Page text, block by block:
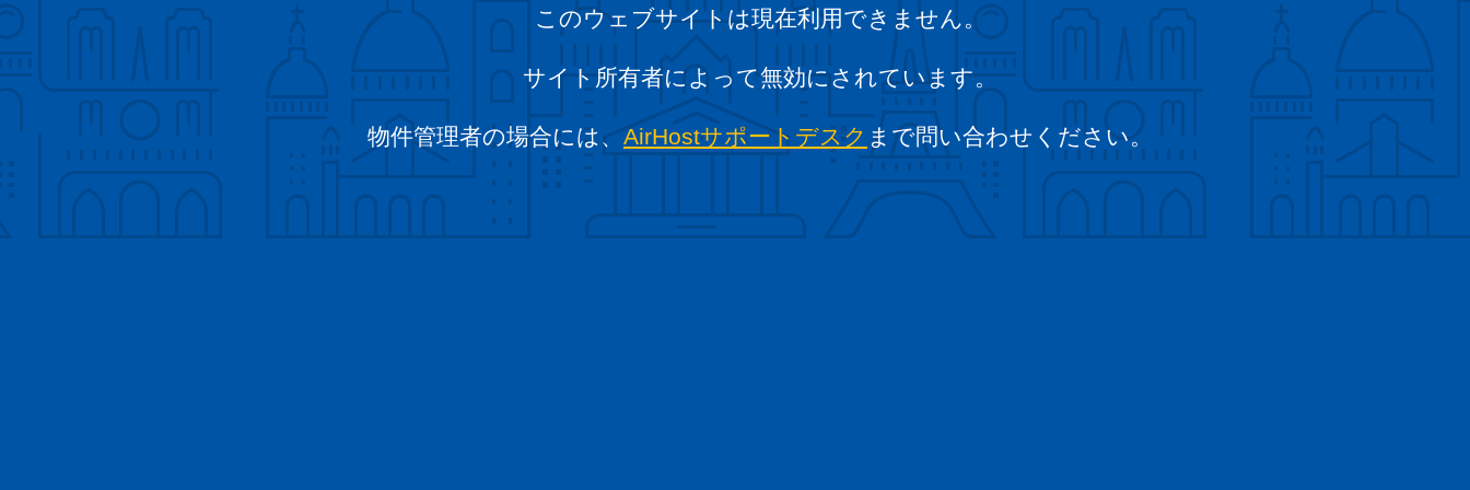
このウェブサイトは現在利用できません。
サイト所有者によって無効にされています。
物件管理者の場合には、AirHostサポートデスク まで問い合わせください。